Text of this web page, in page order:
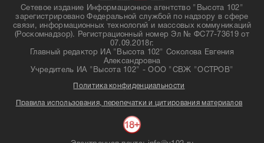
Сетевое издание Информационное агентство "Высота 102"
зарегистрировано Федеральной службой по надзору в сфере
связи, информационных технологий и массовых коммуникаций
(Роскомнадзор). Регистрационный номер Эл № ФС77-73619 от
07.09.2018г.
Главный редактор ИА "Высота 102" Соколова Евгения
Александровна
Учредитель ИА "Высота 102" - ООО "СВЖ "ОСТРОВ"
Политика конфиденциальности
Правила использования, перепечатки и цитирования материалов